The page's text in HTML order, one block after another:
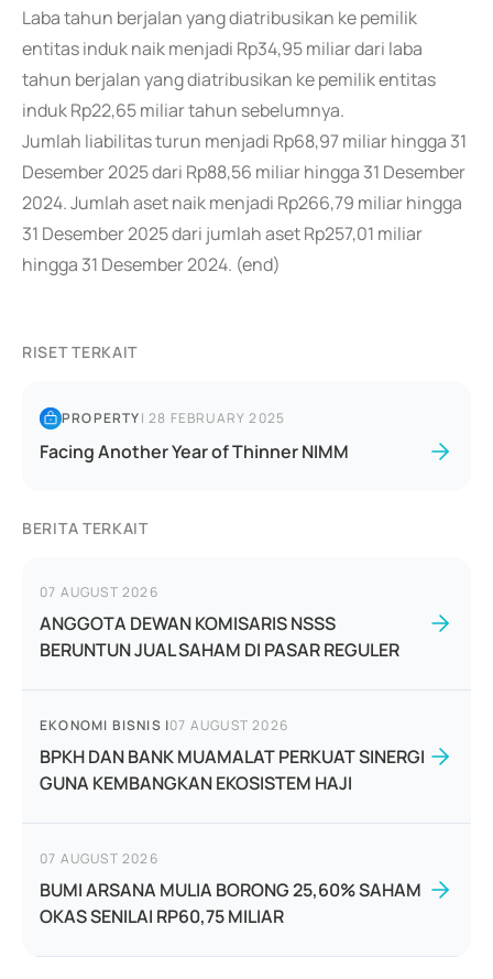
Laba tahun berjalan yang diatribusikan ke pemilik
entitas induk naik menjadi Rp34,95 miliar dari laba
tahun berjalan yang diatribusikan ke pemilik entitas
induk Rp22,65 miliar tahun sebelumnya.
Jumlah liabilitas turun menjadi Rp68,97 miliar hingga 31
Desember 2025 dari Rp88,56 miliar hingga 31 Desember
2024. Jumlah aset naik menjadi Rp266,79 miliar hingga
31 Desember 2025 dari jumlah aset Rp257,01 miliar
hingga 31 Desember 2024. (end)
RISET TERKAIT
PROPERTY|28 FEBRUARY 2025
Facing Another Year of Thinner NIMM
BERITA TERKAIT
07 AUGUST 2026
ANGGOTA DEWAN KOMISARIS NSSS
BERUNTUN JUAL SAHAM DI PASAR REGULER
EKONOMI BISNIS |07 AUGUST 2026
BPKH DAN BANK MUAMALAT PERKUAT SINERGI
GUNA KEMBANGKAN EKOSISTEM HAJI
07 AUGUST 2026
BUMI ARSANA MULIA BORONG 25,60% SAHAM
OKAS SENILAI RP60,75 MILIAR